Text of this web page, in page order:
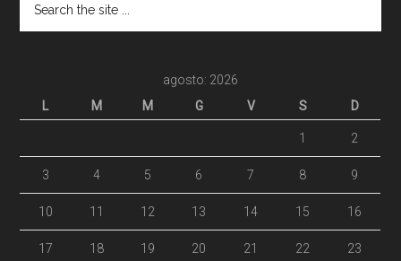
agosto: 2026
L
M M G V S D
1 2
3 4 5 6 7 8 9
10 11 12 13 14 15 16
17 18 19 20 21 22 23